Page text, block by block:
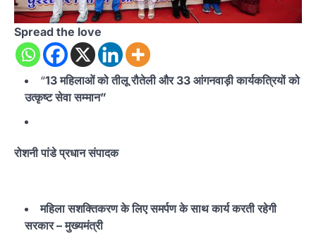
Spread the love
“13 महिलाओं को तीलू रौतेली और 33 आंगनवाड़ी कार्यकत्रियों को
उत्कृष्ट सेवा सम्मान”
रोशनी पांडे प्रधान संपादक
महिला सशक्तिकरण के लिए समर्पण के साथ कार्य करती रहेगी
सरकार – मुख्यमंत्री